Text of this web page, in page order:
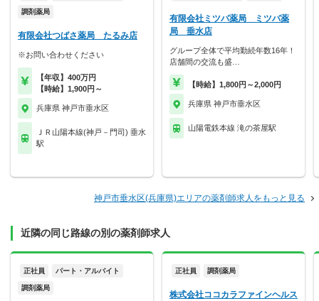
調剤薬局
有限会社つばさ薬局 たるみ店
※お問い合わせください
【年収】400万円
【時給】1,900円～
兵庫県 神戸市垂水区
ＪＲ山陽本線(神戸－門司) 垂水
駅
有限会社ミツバ薬局 ミツバ薬
局 垂水店
グループ全体で平均勤続年数16年！
店舗間の交流も盛…
【時給】1,800円～2,000円
兵庫県 神戸市垂水区
山陽電鉄本線 滝の茶屋駅
神戸市垂水区(兵庫県)エリアの薬剤師求人をもっと見る
近隣の同じ路線の別の薬剤師求人
正社員 パート・アルバイト
調剤薬局
正社員 調剤薬局
株式会社ココカラファインヘルス